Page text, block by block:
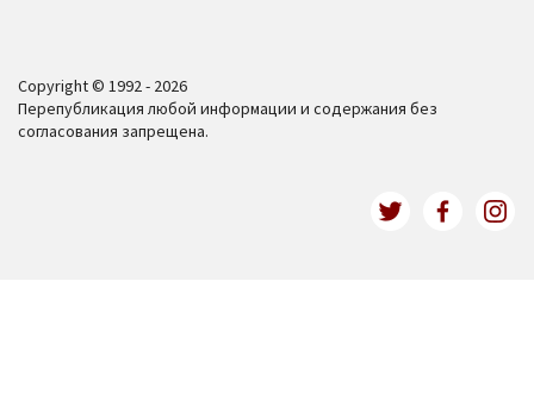
Copyright © 1992 - 2026
Перепубликация любой информации и содержания без
согласования запрещена.